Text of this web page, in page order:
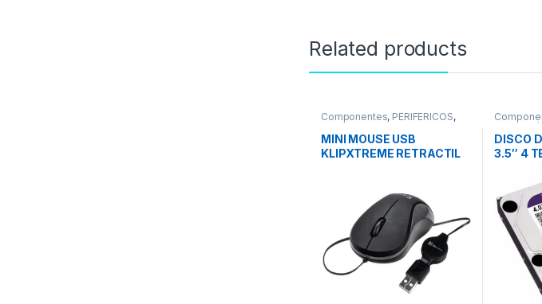
Related products
Componentes, PERIFÉRICOS,
Mouse
MINI MOUSE USB
KLIPXTREME RETRACTIL
HDD
DISCO
3.5″ 4
Purple